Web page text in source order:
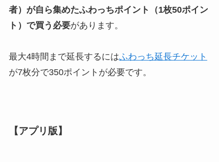
者）が自ら集めたふわっちポイント（1枚50ポイン
ト）で買う必要があります。
最大4時間まで延長するにはふわっち延長チケット
が7枚分で350ポイントが必要です。
【アプリ版】